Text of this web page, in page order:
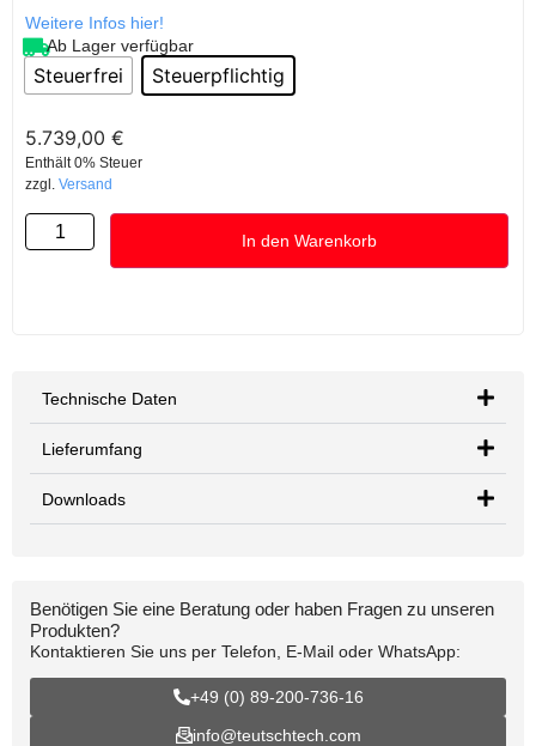
Weitere Infos hier!
Ab Lager verfügbar
Steuerfrei Steuerpflichtig
5.739,00 €
Enthält 0% Steuer
zzgl. Versand
In den Warenkorb
Technische Daten
Lieferumfang
Downloads
Benötigen Sie eine Beratung oder haben Fragen zu unseren
Produkten?
Kontaktieren Sie uns per Telefon, E-Mail oder WhatsApp:
+49 (0) 89-200-736-16
info@teutschtech.com